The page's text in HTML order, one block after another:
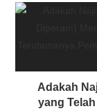
Adakah
yang